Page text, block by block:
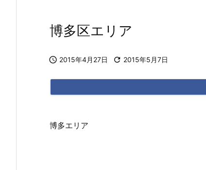
博多区エリア
 2015年4月27日  2015年5月7日
博多エリア